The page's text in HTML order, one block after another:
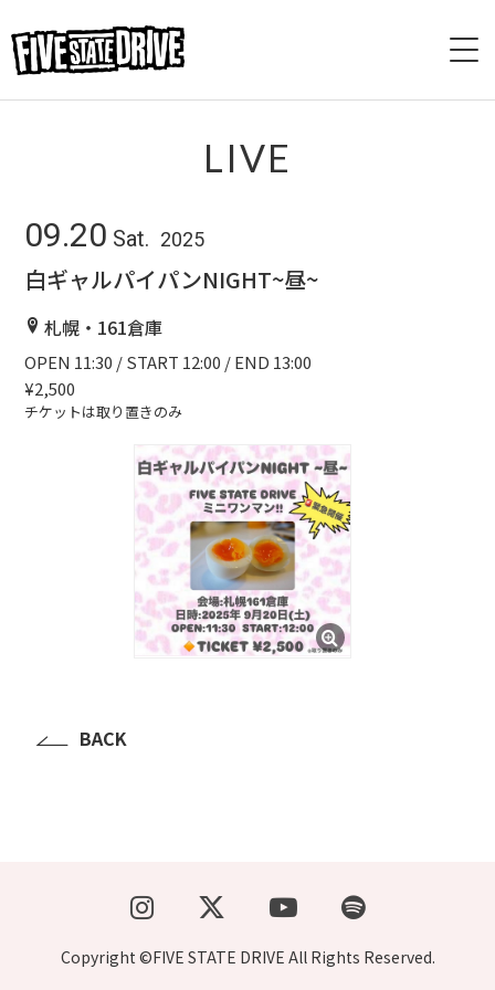
DISCOGRAPHY
CONTACT
LIVE
09.20 Sat. 2025
白ギャルパイパンNIGHT~昼~
札幌・161倉庫
OPEN 11:30 / START 12:00 / END 13:00
¥2,500
チケットは取り置きのみ
BACK
Copyright ©FIVE STATE DRIVE All Rights Reserved.